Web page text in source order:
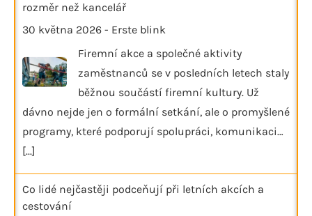
rozměr než kancelář
30 května 2026 - Erste blink
Firemní akce a společné aktivity
zaměstnanců se v posledních letech staly
běžnou součástí firemní kultury. Už
dávno nejde jen o formální setkání, ale o promyšlené
programy, které podporují spolupráci, komunikaci…
[...]
Co lidé nejčastěji podceňují při letních akcích a
cestování